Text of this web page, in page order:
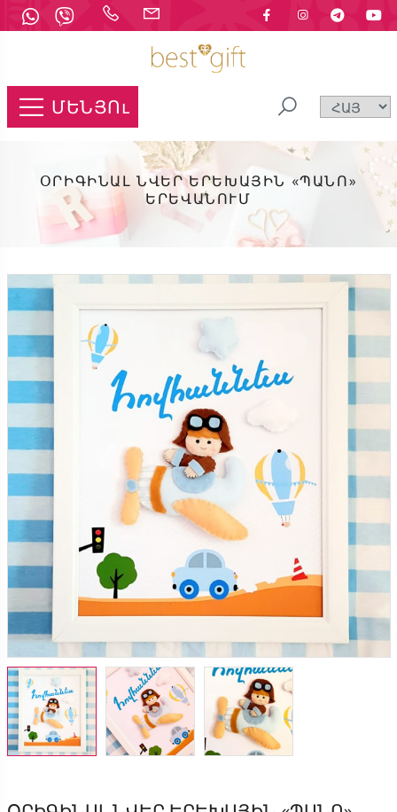
ՄԵՆՅՈւ
ՕՐԻԳԻՆԱԼ ՆՎԵՐ ԵՐԵԽԱՅԻՆ «ՊԱՆՈ»
ԵՐԵՎԱՆՈՒՄ